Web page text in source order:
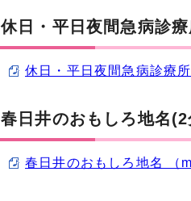
休日・平日夜間急病診
休日・平日夜間急病診療
春日井のおもしろ地名
春日井のおもしろ地名 （